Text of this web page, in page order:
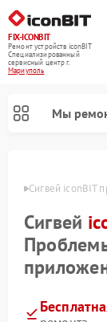
FIX-ICONBIT
Ремонт устройств iconBIT
Специализированный
cервисный центр г.
Мариуполь
Мы
Сигвей iconBIT
Сигвей